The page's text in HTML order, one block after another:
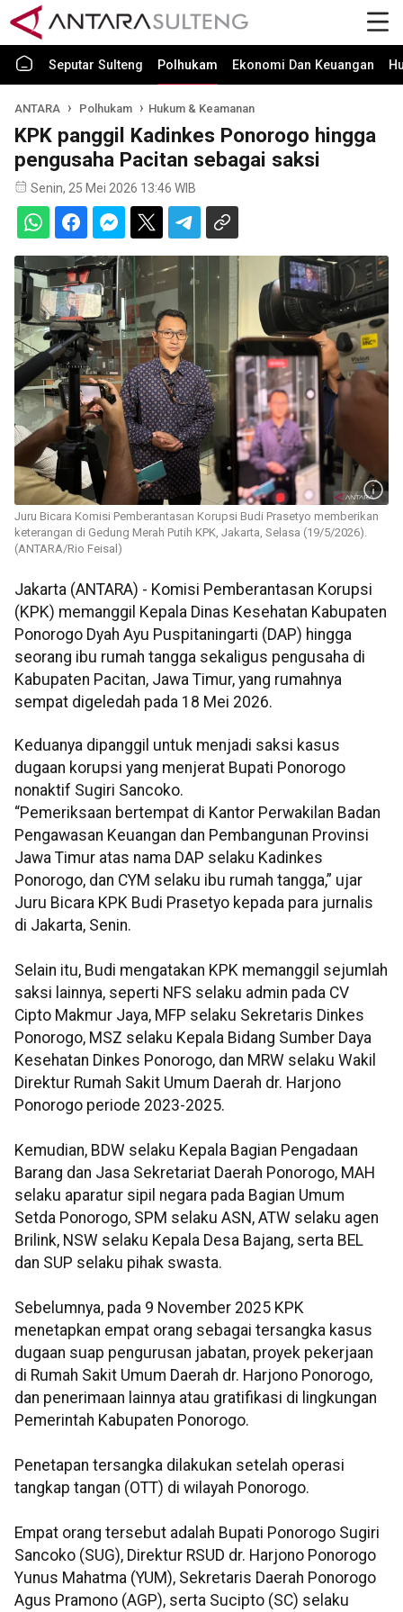
Seputar Sulteng Polhukam Ekonomi Dan Keuangan
ANTARA Polhukam Hukum & Keamanan
KPK panggil Kadinkes Ponorogo hingga
pengusaha Pacitan sebagai saksi
Senin, 25 Mei 2026 13:46 WIB
Juru Bicara Komisi Pemberantasan Korupsi Budi Prasetyo memberikan
keterangan di Gedung Merah Putih KPK, Jakarta, Selasa (19/5/2026).
(ANTARA/Rio Feisal)
Jakarta (ANTARA) - Komisi Pemberantasan Korupsi
(KPK) memanggil Kepala Dinas Kesehatan Kabupaten
Ponorogo Dyah Ayu Puspitaningarti (DAP) hingga
seorang ibu rumah tangga sekaligus pengusaha di
Kabupaten Pacitan, Jawa Timur, yang rumahnya
sempat digeledah pada 18 Mei 2026.
Keduanya dipanggil untuk menjadi saksi kasus
dugaan korupsi yang menjerat Bupati Ponorogo
nonaktif Sugiri Sancoko.
“Pemeriksaan bertempat di Kantor Perwakilan Badan
Pengawasan Keuangan dan Pembangunan Provinsi
Jawa Timur atas nama DAP selaku Kadinkes
Ponorogo, dan CYM selaku ibu rumah tangga,” ujar
Juru Bicara KPK Budi Prasetyo kepada para jurnalis
di Jakarta, Senin.
Selain itu, Budi mengatakan KPK memanggil sejumlah
saksi lainnya, seperti NFS selaku admin pada CV
Cipto Makmur Jaya, MFP selaku Sekretaris Dinkes
Ponorogo, MSZ selaku Kepala Bidang Sumber Daya
Kesehatan Dinkes Ponorogo, dan MRW selaku Wakil
Direktur Rumah Sakit Umum Daerah dr. Harjono
Ponorogo periode 2023-2025.
Kemudian, BDW selaku Kepala Bagian Pengadaan
Barang dan Jasa Sekretariat Daerah Ponorogo, MAH
selaku aparatur sipil negara pada Bagian Umum
Setda Ponorogo, SPM selaku ASN, ATW selaku agen
Brilink, NSW selaku Kepala Desa Bajang, serta BEL
dan SUP selaku pihak swasta.
Sebelumnya, pada 9 November 2025 KPK
menetapkan empat orang sebagai tersangka kasus
dugaan suap pengurusan jabatan, proyek pekerjaan
di Rumah Sakit Umum Daerah dr. Harjono Ponorogo,
dan penerimaan lainnya atau gratifikasi di lingkungan
Pemerintah Kabupaten Ponorogo.
Penetapan tersangka dilakukan setelah operasi
tangkap tangan (OTT) di wilayah Ponorogo.
Empat orang tersebut adalah Bupati Ponorogo Sugiri
Sancoko (SUG), Direktur RSUD dr. Harjono Ponorogo
Yunus Mahatma (YUM), Sekretaris Daerah Ponorogo
Agus Pramono (AGP), serta Sucipto (SC) selaku